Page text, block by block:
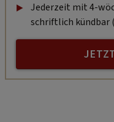
Jederzeit mit 4-
schriftlich kündbar